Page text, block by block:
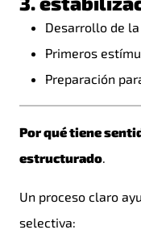
Desarrollo de
Primeros
Preparación
Por qué tiene
estructurado.
Un proceso claro
selectiva: